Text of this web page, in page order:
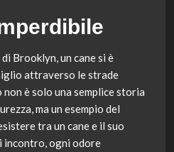
Brooklyn, un cane si è
attraverso le strade
è solo una semplice storia
ma un esempio del
tra un cane e il suo
incontro, ogni odore